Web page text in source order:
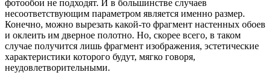
фотообои не подходят. И в большинстве случаев
несоответствующим параметром является именно размер.
Конечно, можно вырезать какой-то фрагмент настенных обоев
и оклеить им дверное полотно. Но, скорее всего, в таком
случае получится лишь фрагмент изображения, эстетические
характеристики которого будут, мягко говоря,
неудовлетворительными.